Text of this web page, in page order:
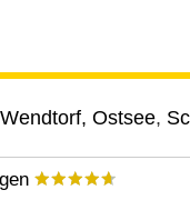
Ostsee,